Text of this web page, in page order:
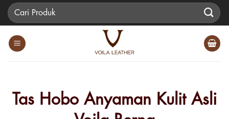
SkipPencarian
untuk:
Tas Hobo Anyaman Kulit Asli